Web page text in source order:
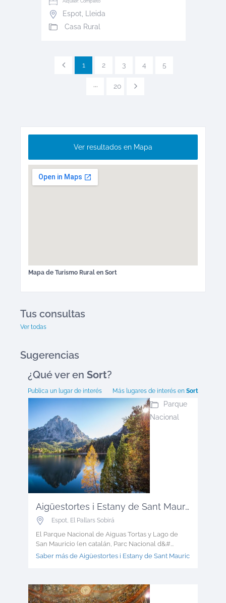
Alquiler: Completo
Espot, Lleida
Casa Rural
1 2 3 4 5
··· 20
Ver resultados en Mapa
Mapa de Turismo Rural en Sort
Tus consultas
Ver todas
Sugerencias
¿Qué ver en Sort?
Publica un lugar de interés Más lugares de interés en Sort
Aigüestortes i Estany de Sant Mauric...
Espot, El Pallars Sobirá
El Parque Nacional de Aiguas Tortas y Lago de
San Mauricio (en catalán, Parc Nacional d&#...
Parque
Nacional
Saber más de Aigüestortes i Estany de Sant Mauric >